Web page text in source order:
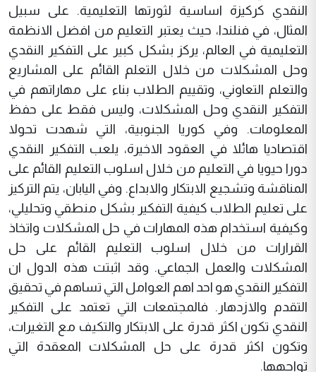
النقدي كركيزة اساسية لثورتها التعليمية. على سبيل
المثال، في فنلندا، حيث يعتبر التعليم من افضل الانظمة
التعليمية في العالم، يركز بشكل كبير على التفكير النقدي
وحل المشكلات من خلال التعلم القائم على المشاريع
والتعلم التعاوني، وتقييم الطلاب بناء على مهاراتهم في
التفكير النقدي وحل المشكلات، وليس فقط على حفظ
المعلومات. وفي كوريا الجنوبية، التي شهدت تحولا
اقتصاديا هائلا في العقود الاخيرة، يلعب التفكير النقدي
دورا حيويا في التعليم من خلال اسلوب التعليم القائم على
المناقشة وتشجيع الابتكار والابداع. وفي اليابان، يتم التركيز
على تعليم الطلاب كيفية التفكير بشكل منطقي وتحليلي،
وكيفية استخدام هذه المهارات في حل المشكلات واتخاذ
القرارات من خلال اسلوب التعليم القائم على حل
المشكلات والعمل الجماعي. وقد اثبتت هذه الدول ان
التفكير النقدي هو احد اهم العوامل التي تساهم في تحقيق
التقدم والازدهار. فالمجتمعات التي تعتمد على التفكير
النقدي تكون اكثر قدرة على الابتكار والتكيف مع التغيرات،
وتكون اكثر قدرة على حل المشكلات المعقدة التي
تواجهها.